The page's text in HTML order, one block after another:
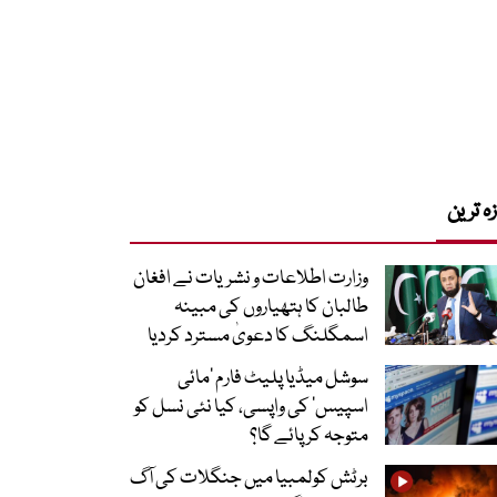
ترین
وزارت اطلاعات و نشریات نے افغان
طالبان کا ہتھیاروں کی مبینہ
اسمگلنگ کا دعویٰ مسترد کردیا
سوشل میڈیا پلیٹ فارم ‘مائی
اسپیس’ کی واپسی، کیا نئی نسل کو
متوجہ کر پائے گا؟
برٹش کولمبیا میں جنگلات کی آگ